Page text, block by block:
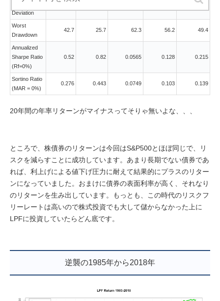
Standard
Deviation
17.7
Worst
Drawdown
42.7 25.7 62.3 56.2 49.4
Annualized
Sharpe Ratio
(Rf=0%)
0.52 0.82 0.0565 0.128 0.215
Sortino Ratio
(MAR = 0%)
0.276 0.443 0.0749 0.103 0.139
20年間の年率リターンがマイナスってそりゃ無いよな、、、
ところで、株債券のリターンは今回はS&P500とほぼ同じで、リ
スクを減らすことに成功しています。あまり長期でない債券であ
れば、利上げによる値下げ圧力に耐えて結果的にプラスのリター
ンになっていました。おまけに債券の表面利率が高く、それなり
のリターンを生み出しています。もっとも、この時代のリスクフ
リーレートは高いので株式投資でも大して儲からなかった上に
LPFに投資していたらどん底です。
逆襲の1985年から2018年